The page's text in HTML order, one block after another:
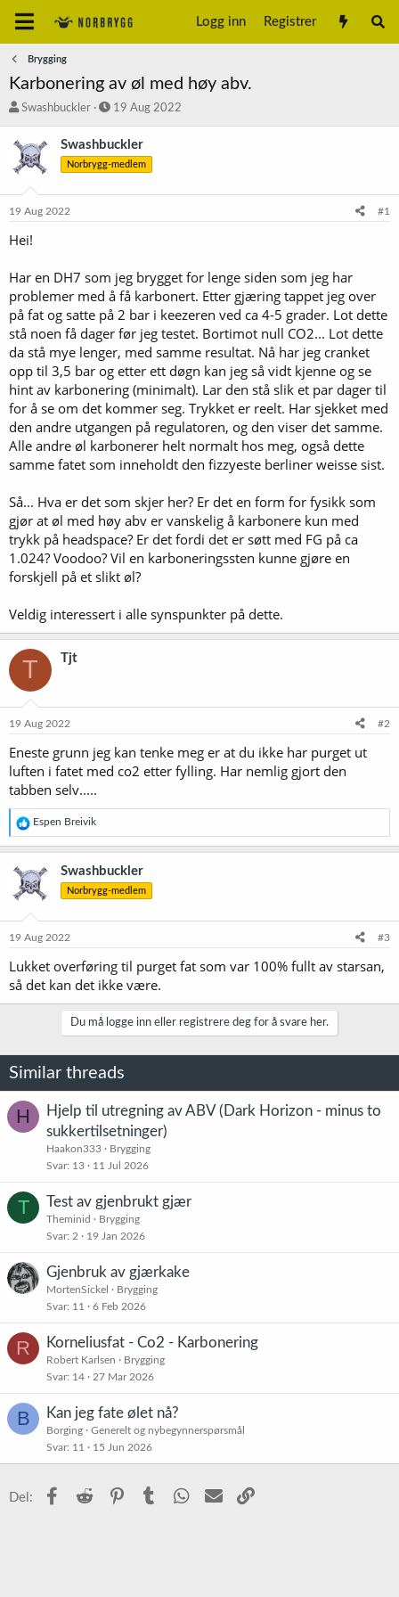
Logg inn Registrer
Brygging
Karbonering av øl med høy abv.
T
d
s
t
Swashbuckler
S
a
r
t
19 Aug 2022
Swashbuckler
Norbrygg-medlem
19 Aug 2022 #1
Hei!
Har en DH7 som jeg brygget for lenge siden som jeg har
problemer med å få karbonert. Etter gjæring tappet jeg over
på fat og satte på 2 bar i keezeren ved ca 4-5 grader. Lot dette
stå noen få dager før jeg testet. Bortimot null CO2... Lot dette
da stå mye lenger, med samme resultat. Nå har jeg cranket
opp til 3,5 bar og etter ett døgn kan jeg så vidt kjenne og se
hint av karbonering (minimalt). Lar den stå slik et par dager til
for å se om det kommer seg. Trykket er reelt. Har sjekket med
den andre utgangen på regulatoren, og den viser det samme.
Alle andre øl karbonerer helt normalt hos meg, også dette
samme fatet som inneholdt den fizzyeste berliner weisse sist.
Så... Hva er det som skjer her? Er det en form for fysikk som
gjør at øl med høy abv er vanskelig å karbonere kun med
trykk på headspace? Er det fordi det er søtt med FG på ca
1.024? Voodoo? Vil en karboneringssten kunne gjøre en
forskjell på et slikt øl?
Veldig interessert i alle synspunkter på dette.
T Tjt
19 Aug 2022 #2
Eneste grunn jeg kan tenke meg er at du ikke har purget ut
luften i fatet med co2 etter fylling. Har nemlig gjort den
tabben selv.....
R
e
a
s
j
e
:
Espen Breivik
Swashbuckler
Norbrygg-medlem
19 Aug 2022 #3
Lukket overføring til purget fat som var 100% fullt av starsan,
så det kan det ikke være.
Du må logge inn eller registrere deg for å svare her.
Similar threads
H
Hjelp til utregning av ABV (Dark Horizon - minus to
sukkertilsetninger)
Haakon333
Brygging
Svar 13 11 Jul 2026
T Test av gjenbrukt gjær
Theminid
Brygging
Svar 2 19 Jan 2026
Gjenbruk av gjærkake
MortenSickel
Brygging
Svar 11 6 Feb 2026
R Korneliusfat - Co2 - Karbonering
Robert Karlsen
Brygging
Svar 14 27 Mar 2026
B Kan jeg fate ølet nå?
Borging
Generelt og nybegynnerspørsmål
Svar 11 15 Jun 2026
Del: Facebook
Reddit PinterestTumblr WhatsApp
E-post